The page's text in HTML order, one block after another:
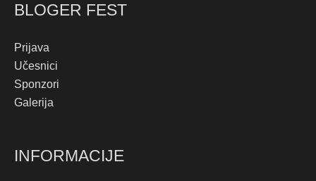
BLOGER FEST
Prijava
Učesnici
Sponzori
Galerija
INFORMACIJE